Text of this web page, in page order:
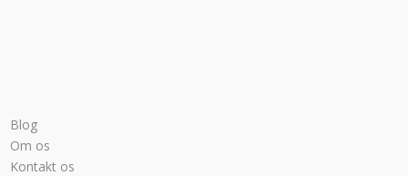
Blog
Om os
Kontakt os